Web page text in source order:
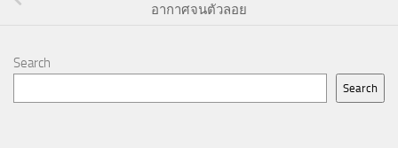
อากาศจนตัวลอย
Search
Search